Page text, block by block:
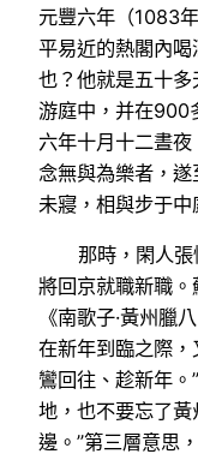
元豐六年（1083
平易近的熱閣內
也？他就是五十
游庭中，并在900
六年十月十二晝
念無與為樂者，
未寢，相與步于中
那時，閑人
將回京就職新職
《南歌子·黃州臘
在新年到臨之際
鸞回往、趁新年
地，也不要忘了
邊。”第三層意思